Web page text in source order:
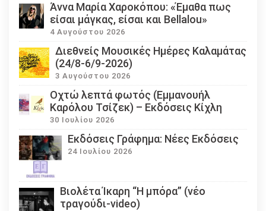
Άννα Μαρία Χαροκόπου: «Έμαθα πως
είσαι μάγκας, είσαι και Bellalou»
4 Αυγούστου 2026
Διεθνείς Μουσικές Ημέρες Καλαμάτας
(24/8-6/9-2026)
3 Αυγούστου 2026
Οχτώ λεπτά φωτός (Εμμανουήλ
Καρόλου Τσίζεκ) – Εκδόσεις Κίχλη
30 Ιουλίου 2026
Εκδόσεις Γράφημα: Νέες Εκδόσεις
24 Ιουλίου 2026
Βιολέτα Ίκαρη “Η μπόρα” (νέο
τραγούδι-video)